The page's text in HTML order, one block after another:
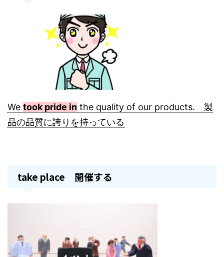
We took pride in the quality of our products. 製
品の品質に誇りを持っている
take place 開催する